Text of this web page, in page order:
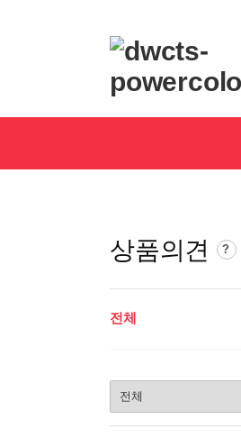
인
상품의견
상
?
전체
품